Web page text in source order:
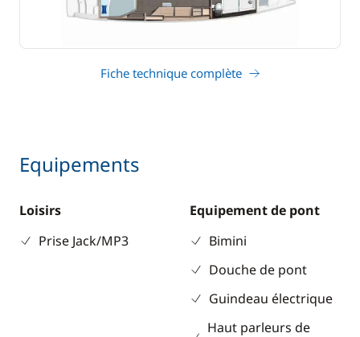
Fiche technique complète
Equipements
Loisirs
Prise Jack/MP3
Equipement de pont
Bimini
Douche de pont
Guindeau électrique
Haut parleurs de